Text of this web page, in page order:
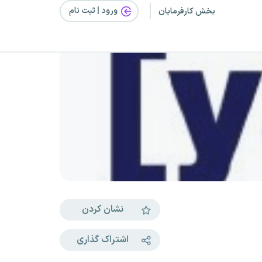
بخش کارفرمایان ورود | ثبت‌ نام
نشان کردن
اشتراک گذاری